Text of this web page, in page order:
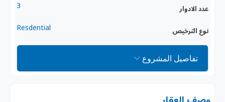
عدد الادوار 3
نوع الترخيص Resdential
تفاصيل المشروع